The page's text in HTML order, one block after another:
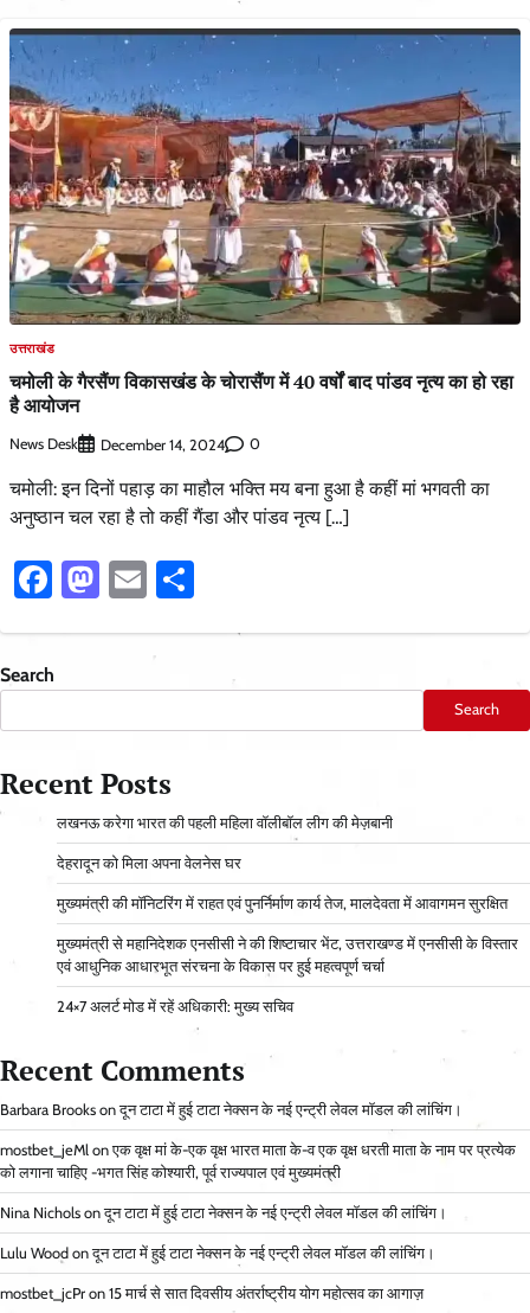
उत्तराखंड
चमोली के गैरसैंण विकासखंड के चोरासैंण में 40 वर्षों बाद पांडव नृत्य का हो रहा
है आयोजन
News Desk December 14, 2024 0
चमोली: इन दिनों पहाड़ का माहौल भक्ति मय बना हुआ है कहीं मां भगवती का
अनुष्ठान चल रहा है तो कहीं गैंडा और पांडव नृत्य […]
Facebook
Mastodon
Email
Search
Search
Recent Posts
लखनऊ करेगा भारत की पहली महिला वॉलीबॉल लीग की मेज़बानी
देहरादून को मिला अपना वेलनेस घर
मुख्यमंत्री की मॉनिटरिंग में राहत एवं पुनर्निर्माण कार्य तेज, मालदेवता में आवागमन सुरक्षित
मुख्यमंत्री से महानिदेशक एनसीसी ने की शिष्टाचार भेंट, उत्तराखण्ड में एनसीसी के विस्तार
एवं आधुनिक आधारभूत संरचना के विकास पर हुई महत्वपूर्ण चर्चा
24×7 अलर्ट मोड में रहें अधिकारी: मुख्य सचिव
Recent Comments
Barbara Brooks onदून टाटा में हुई टाटा नेक्सन के नई एन्ट्री लेवल मॉडल की लांचिंग।
mostbet_jeMl onएक वृक्ष मां के-एक वृक्ष भारत माता के-व एक वृक्ष धरती माता के नाम पर प्रत्येक
को लगाना चाहिए -भगत सिंह कोश्यारी, पूर्व राज्यपाल एवं मुख्यमंत्री
Nina Nichols onदून टाटा में हुई टाटा नेक्सन के नई एन्ट्री लेवल मॉडल की लांचिंग।
Lulu Wood onदून टाटा में हुई टाटा नेक्सन के नई एन्ट्री लेवल मॉडल की लांचिंग।
mostbet_jcPr on 15 मार्च से सात दिवसीय अंतर्राष्ट्रीय योग महोत्सव का आगाज़